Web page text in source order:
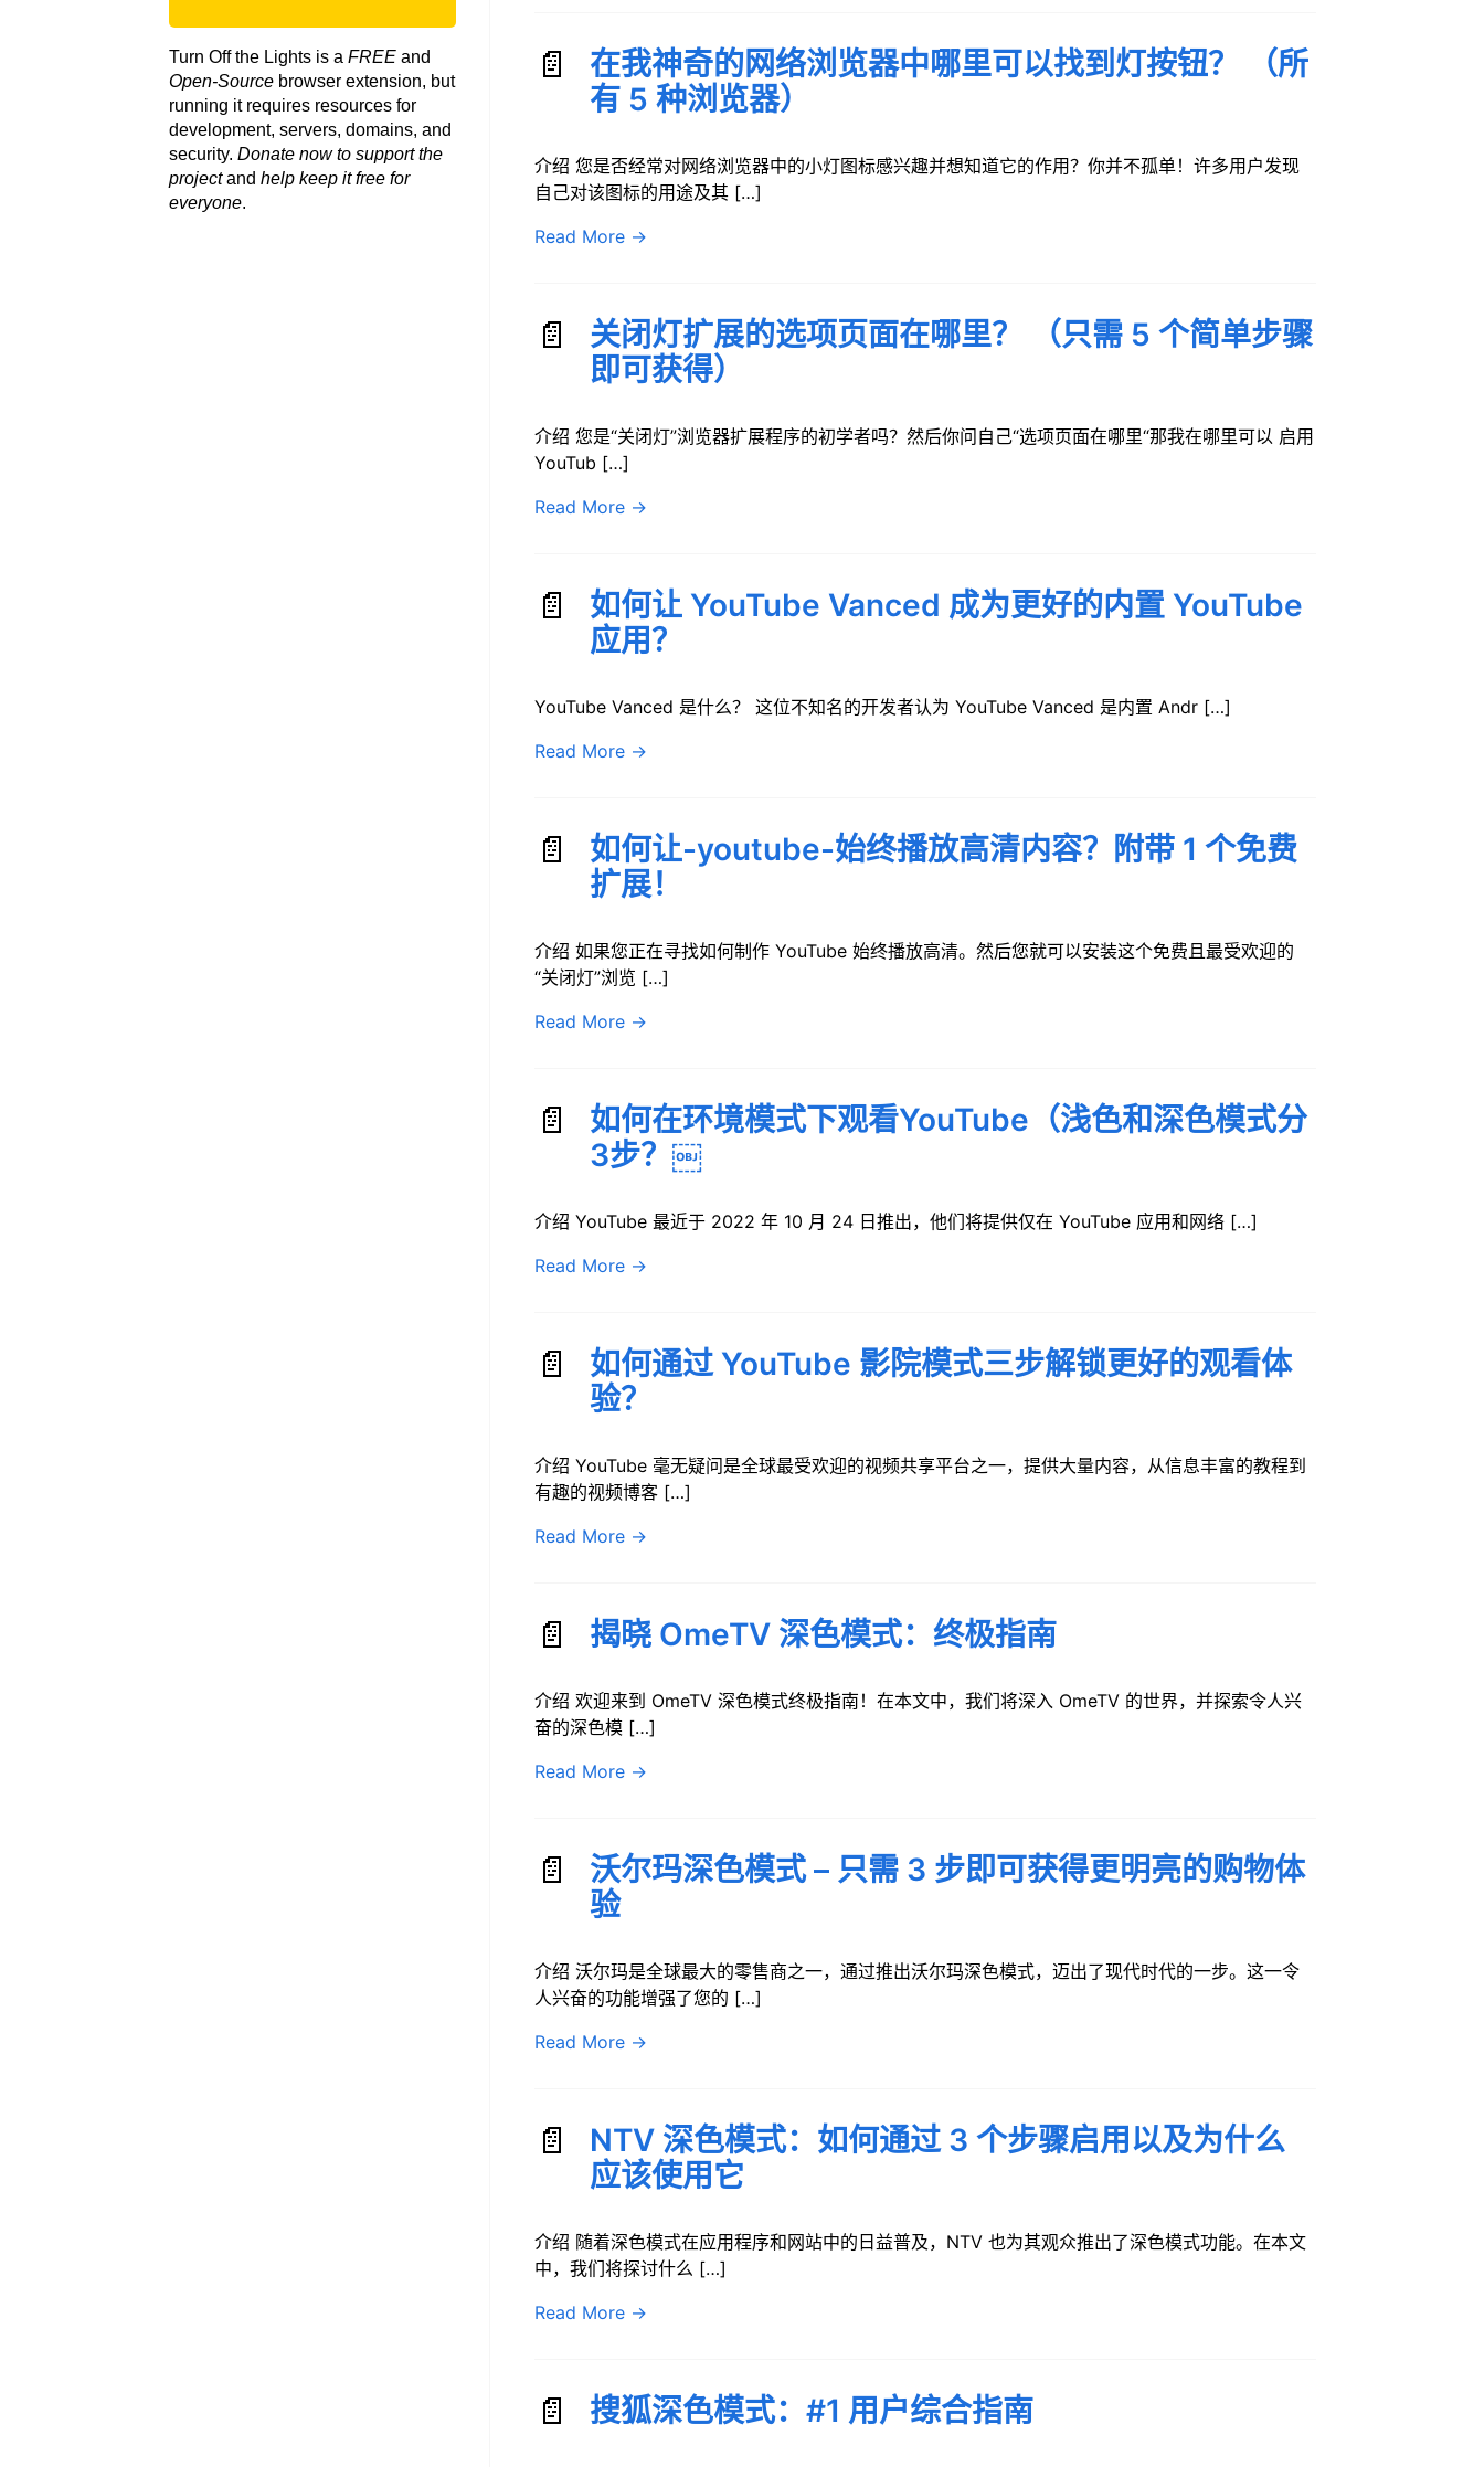
在我神奇的网络浏览器中哪里可以找到灯按钮？ （所
有 5 种浏览器）
介绍 您是否经常对网络浏览器中的小灯图标感兴趣并想知道它的作用？你并不孤单！许多用户发现
自己对该图标的用途及其 […]
Read More →
关闭灯扩展的选项页面在哪里？ （只需 5 个简单步骤
即可获得）
介绍 您是“关闭灯”浏览器扩展程序的初学者吗？然后你问自己“选项页面在哪里“那我在哪里可以 启用
YouTub […]
Read More →
如何让 YouTube Vanced 成为更好的内置 YouTube
应用？
YouTube Vanced 是什么？ 这位不知名的开发者认为 YouTube Vanced 是内置 Andr […]
Read More →
如何让-youtube-始终播放高清内容？附带 1 个免费
扩展！
介绍 如果您正在寻找如何制作 YouTube 始终播放高清。然后您就可以安装这个免费且最受欢迎的
“关闭灯”浏览 […]
Read More →
如何在环境模式下观看YouTube（浅色和深色模式分
3步？￼
介绍 YouTube 最近于 2022 年 10 月 24 日推出，他们将提供仅在 YouTube 应用和网络 […]
Read More →
如何通过 YouTube 影院模式三步解锁更好的观看体
验？
介绍 YouTube 毫无疑问是全球最受欢迎的视频共享平台之一，提供大量内容，从信息丰富的教程到
有趣的视频博客 […]
Read More →
揭晓 OmeTV 深色模式：终极指南
介绍 欢迎来到 OmeTV 深色模式终极指南！在本文中，我们将深入 OmeTV 的世界，并探索令人兴
奋的深色模 […]
Read More →
沃尔玛深色模式 – 只需 3 步即可获得更明亮的购物体
验
介绍 沃尔玛是全球最大的零售商之一，通过推出沃尔玛深色模式，迈出了现代时代的一步。这一令
人兴奋的功能增强了您的 […]
Read More →
NTV 深色模式：如何通过 3 个步骤启用以及为什么
应该使用它
介绍 随着深色模式在应用程序和网站中的日益普及，NTV 也为其观众推出了深色模式功能。在本文
中，我们将探讨什么 […]
Read More →
搜狐深色模式：#1 用户综合指南
Turn Off the Lights is a FREE and
Open-Source browser extension, but
running it requires resources for
development, servers, domains, and
security. Donate now to support the
projectand help keep it free for
everyone.